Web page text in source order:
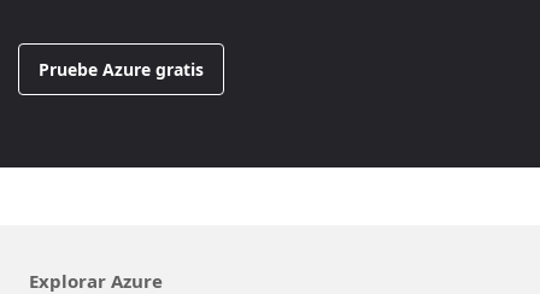
Pruebe Azure gratis
Explorar Azure